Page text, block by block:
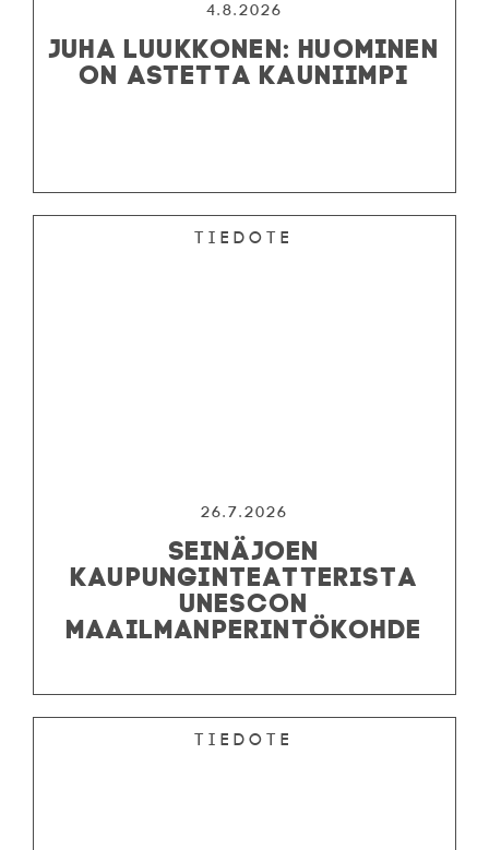
4.8.2026
JUHA LUUKKONEN: HUOMINEN
ON ASTETTA KAUNIIMPI
Tiedote
26.7.2026
SEINÄJOEN
KAUPUNGINTEATTERISTA
UNESCON
MAAILMANPERINTÖKOHDE
Tiedote